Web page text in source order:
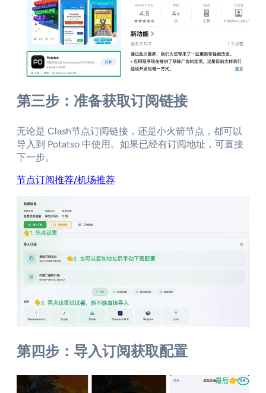
第三步：准备获取订阅链接
无论是 Clash节点订阅链接，还是小火箭节点，都可以
导入到 Potatso 中使用。如果已经有订阅地址，可直接
下一步。
节点订阅推荐/机场推荐
第四步：导入订阅获取配置